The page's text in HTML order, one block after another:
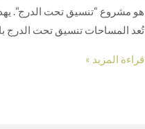
هو مشروع “تنسيق تحت الدرج“.
تُعد المساحات تنسيق تحت الدرج
قراءة المزيد »